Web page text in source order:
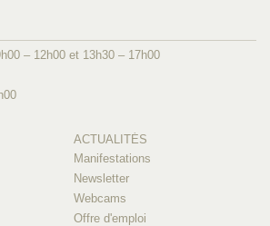
– 12h00 et 13h30 – 17h00
ACTUALITÉS
Manifestations
Newsletter
Webcams
Offre d'emploi